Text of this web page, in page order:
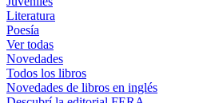
Literatura
Poesía
Ver todas
Novedades
Todos los libros
Novedades de libros en inglés